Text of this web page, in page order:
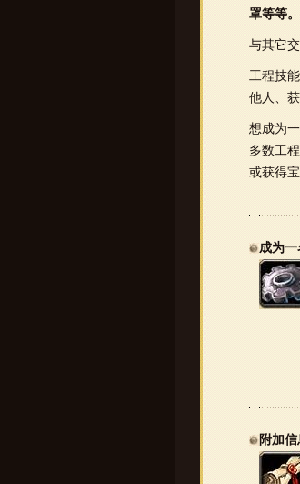
罩等等。
与其它
工程技
他人、获
想成为
多数工
或获得
成为一
附加信